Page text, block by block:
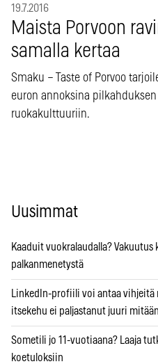
19.7.2016
Maista Porvoon
samalla kertaa
Smaku – Taste of Porvoo
euron annoksina
ruokakulttuuriin.
Uusimmat
Kaaduit vuokralaudalla?
palkanmenetystä
LinkedIn-profiili voi antaa
itsekehu ei paljastanut juuri mitään
Sometili jo 11-vuotiaana? Laaja
koetuloksiin